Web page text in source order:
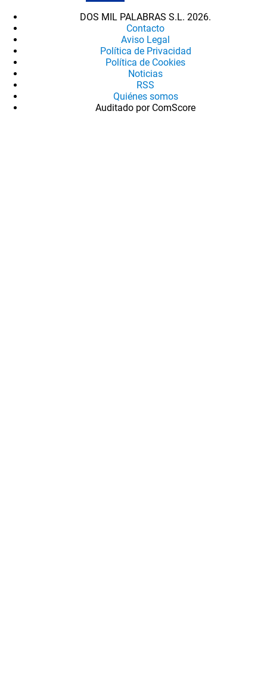
DOS MIL PALABRAS S.L. 2026.
Contacto
Aviso Legal
Política de Privacidad
Política de Cookies
Noticias
RSS
Quiénes somos
Auditado por ComScore